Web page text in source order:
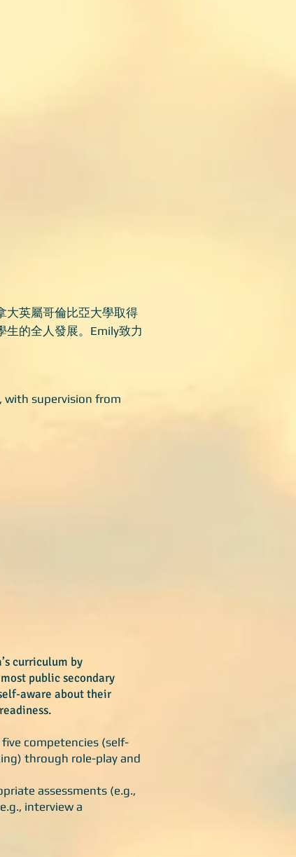
大英屬哥倫比亞大學取得
生的全人發展。Emily致力
with supervision from
curriculum by
public secondary
aware about their
competencies (self-
through role-play and
assessments (e.g.,
interview a